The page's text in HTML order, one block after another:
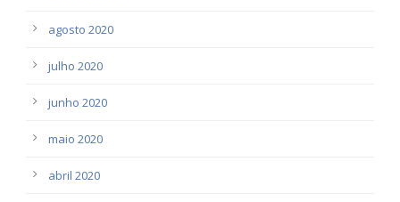
agosto 2020
julho 2020
junho 2020
maio 2020
abril 2020